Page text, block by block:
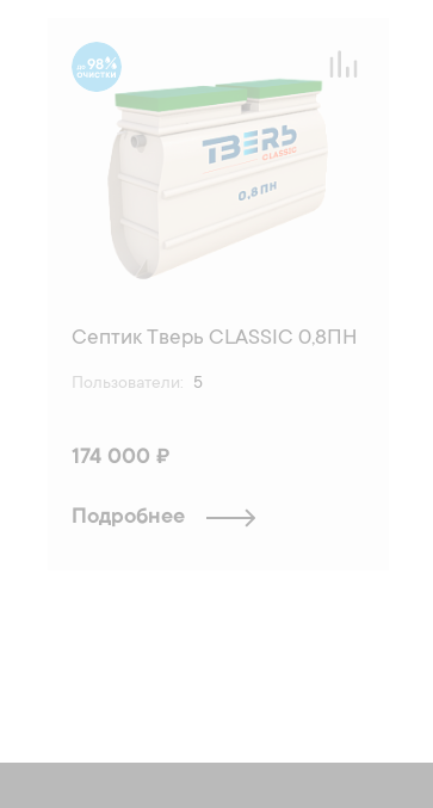
98
Септик Тверь CLASSIC 0,8ПН
Пользователи: 5
174 000 ₽
Подробнее